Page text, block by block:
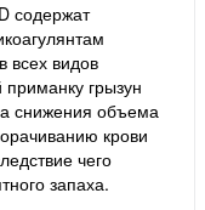
содержат
всех видов
грызун
снижения объема
крови
чего
запаха.